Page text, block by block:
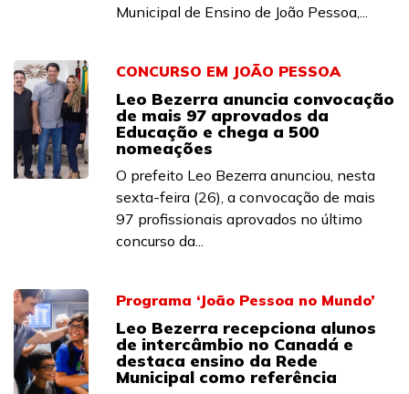
Municipal de Ensino de João Pessoa,...
CONCURSO EM JOÃO PESSOA
Leo Bezerra anuncia convocação
de mais 97 aprovados da
Educação e chega a 500
nomeações
O prefeito Leo Bezerra anunciou, nesta
sexta-feira (26), a convocação de mais
97 profissionais aprovados no último
concurso da...
Programa ‘João Pessoa no Mundo’
Leo Bezerra recepciona alunos
de intercâmbio no Canadá e
destaca ensino da Rede
Municipal como referência